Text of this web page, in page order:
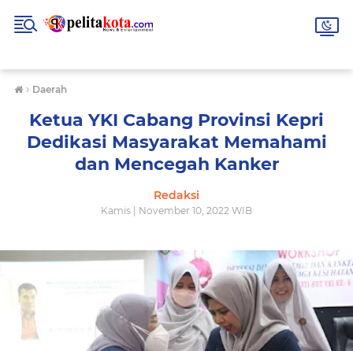
› Daerah
Ketua YKI Cabang Provinsi Kepri
Dedikasi Masyarakat Memahami
dan Mencegah Kanker
Redaksi
Kamis | November 10, 2022 WIB